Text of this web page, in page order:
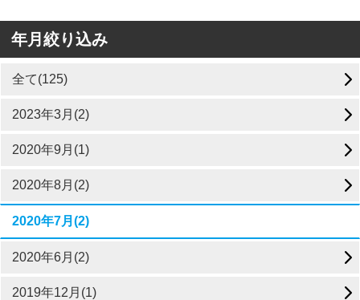
年月絞り込み
全て(125)
2023年3月(2)
2020年9月(1)
2020年8月(2)
2020年7月(2)
2020年6月(2)
2019年12月(1)